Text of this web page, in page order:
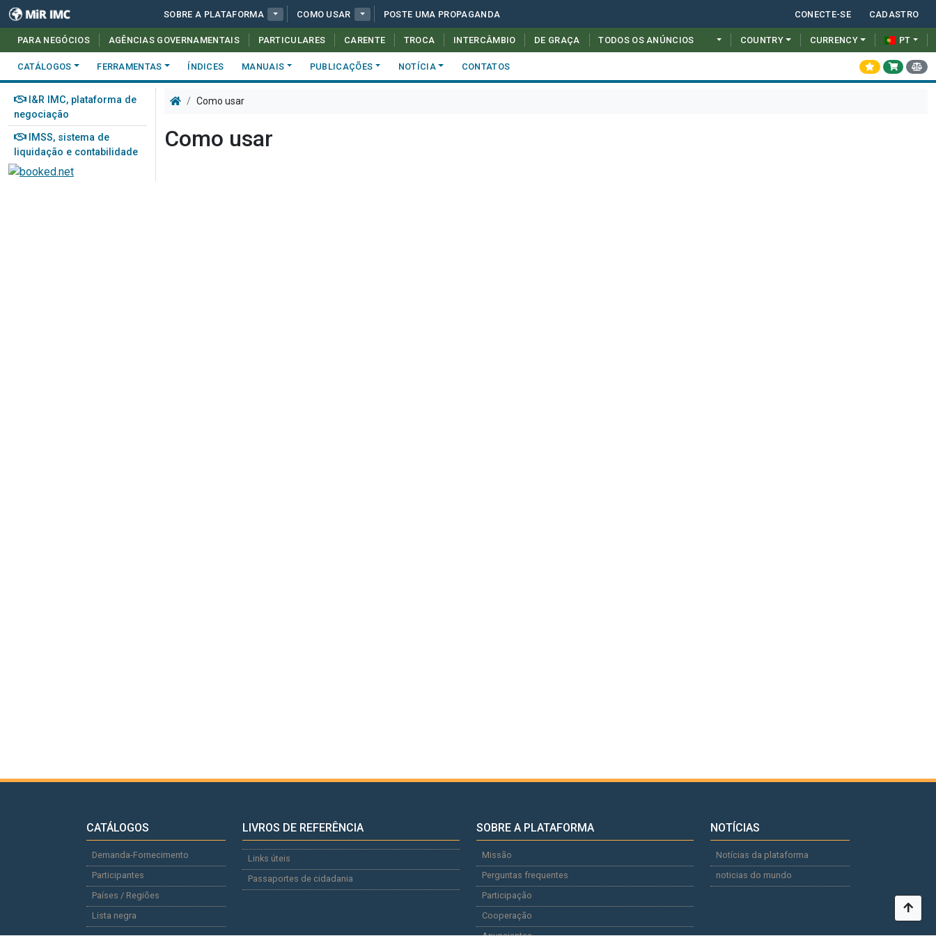
SOBRE A PLATAFORMA COMO USAR POSTE UMA PROPAGANDA CONECTE-SE CADASTRO
PARA NEGÓCIOS AGÊNCIAS GOVERNAMENTAIS PARTICULARES CARENTE TROCA INTERCÂMBIO DE GRAÇA TODOS OS ANÚNCIOS COUNTRY CURRENCY PT
CATÁLOGOS FERRAMENTAS ÍNDICES MANUAIS PUBLICAÇÕES NOTÍCIA CONTATOS
I&R IMC, plataforma de
negociação
IMSS, sistema de
liquidação e contabilidade
Como usar
Como usar
CATÁLOGOS
Demanda-Fornecimento
Participantes
Países / Regiões
Lista negra
LIVROS DE REFERÊNCIA
Links úteis
Passaportes de cidadania
SOBRE A PLATAFORMA
Missão
Perguntas frequentes
Participação
Cooperação
NOTÍCIAS
Notícias da plataforma
noticias do mundo